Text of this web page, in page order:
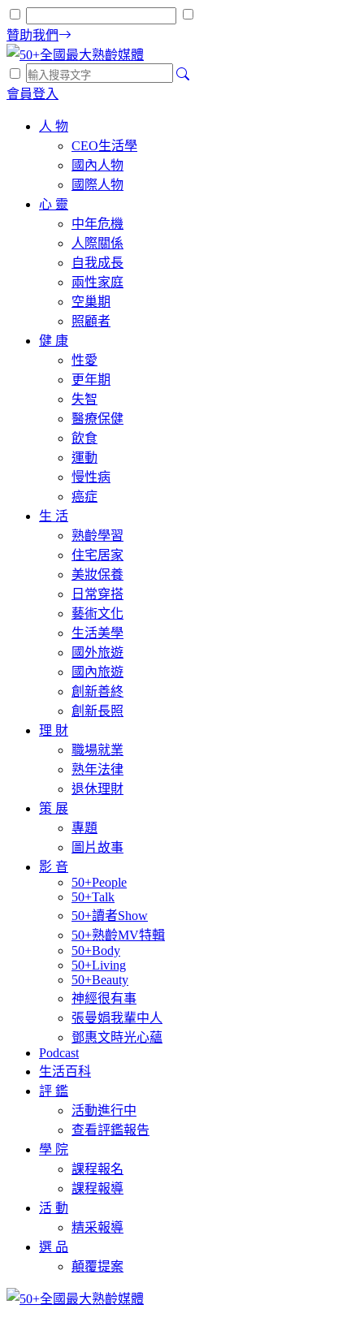
贊助我們
會員登入
人 物
CEO生活學
國內人物
國際人物
心 靈
中年危機
人際關係
自我成長
兩性家庭
空巢期
照顧者
健 康
性愛
更年期
失智
醫療保健
飲食
運動
慢性病
癌症
生 活
熟齡學習
住宅居家
美妝保養
日常穿搭
藝術文化
生活美學
國外旅遊
國內旅遊
創新善終
創新長照
理 財
職場就業
熟年法律
退休理財
策 展
專題
圖片故事
影 音
50+People
50+Talk
50+讀者Show
50+熟齡MV特輯
50+Body
50+Living
50+Beauty
神經很有事
張曼娟我輩中人
鄧惠文時光心蘊
Podcast
生活百科
評 鑑
活動進行中
查看評鑑報告
學 院
課程報名
課程報導
活 動
精采報導
選 品
顛覆提案